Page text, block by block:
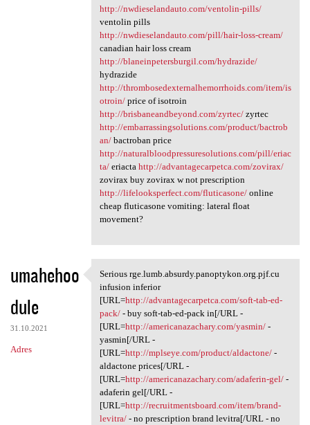
http://nwdieselandauto.com/ventolin-pills/
ventolin pills
http://nwdieselandauto.com/pill/hair-loss-cream/
canadian hair loss cream
http://blaneinpetersburgil.com/hydrazide/
hydrazide
http://thrombosedexternalhemorrhoids.com/item/is
otroin/price of isotroin
http://brisbaneandbeyond.com/zyrtec/zyrtec
http://embarrassingsolutions.com/product/bactrob
an/bactroban price
http://naturalbloodpressuresolutions.com/pill/eriac
ta/eriacta http://advantagecarpetca.com/zovirax/
zovirax buy zovirax w not prescription
http://lifelooksperfect.com/fluticasone/online
cheap fluticasone vomiting: lateral float
movement?
umahehoo
dule
31.10.2021
Adres
Serious rge.lumb.absurdy
Serious rge.lumb.absurdy.panoptykon.org.pjf.cu
infusion inferior
[URL=http://advantagecarpetca.com/soft-tab-ed-
pack/- buy soft-tab-ed-pack in[/URL -
[URL=http://americanazachary.com/yasmin/-
yasmin[/URL -
[URL=http://mplseye.com/product/aldactone/-
aldactone prices[/URL -
[URL=http://americanazachary.com/adaferin-gel/-
adaferin gel[/URL -
[URL=http://recruitmentsboard.com/item/brand-
levitra/- no prescription brand levitra[/URL - no